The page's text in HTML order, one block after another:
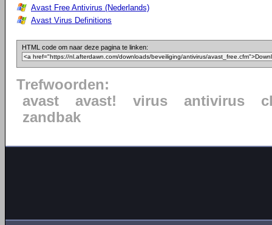
Avast Free Antivirus (Nederlands)
Avast Virus Definitions
HTML code om naar deze pagina te linken:
Trefwoorden:
avast
avast! virus antivirus
zandbak